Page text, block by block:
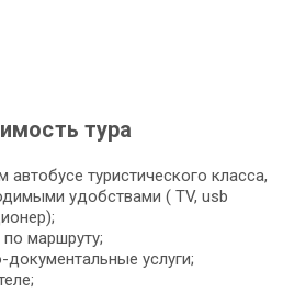
тура
туристического класса,
удобствами ( TV, usb
маршруту;
услуги;